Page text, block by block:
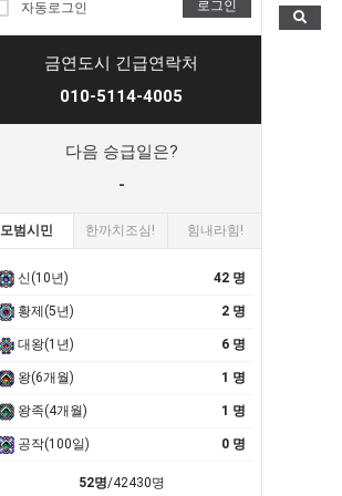
자동로그인 로그인
금연도시 긴급연락처
010-5114-4005
다음 승급일은?
-
모범시민 한까치조심! 힘내라힘!
신(10년) 42 명
황제(5년) 2 명
대왕(1년) 6 명
왕(6개월) 1 명
왕족(4개월) 1 명
공작(100일) 0 명
52명/42430명